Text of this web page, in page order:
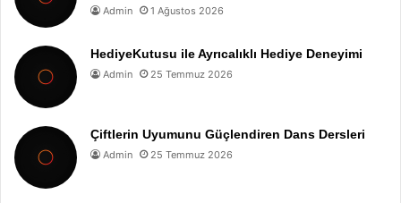
Admin 1 Ağustos 2026
HediyeKutusu ile Ayrıcalıklı Hediye Deneyimi
Admin 25 Temmuz 2026
Çiftlerin Uyumunu Güçlendiren Dans Dersleri
Admin 25 Temmuz 2026